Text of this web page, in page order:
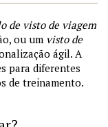
de visto de viagem
ou um visto de
ágil. A
para diferentes
de treinamento.